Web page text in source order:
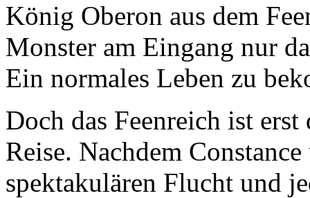
König Oberon aus dem
Monster am Eingang nur
Ein normales Leben zu
Doch das Feenreich ist
Reise. Nachdem
spektakulären Flucht und